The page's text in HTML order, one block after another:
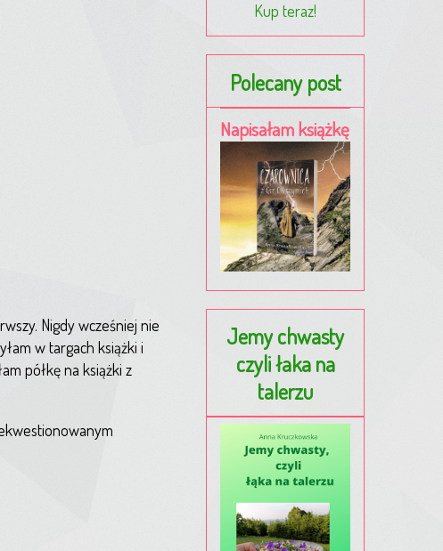
Nigdy wcześniej nie
w targach książki i
półkę na książki z
Kup teraz!
Polecany post
Napisałam książkę
Jemy chwasty
czyli łaka na
talerzu